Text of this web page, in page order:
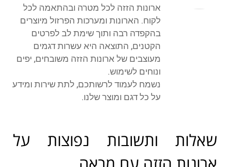
ארונות הזזה לכל מטרה ובהתאמה לכל
לקוח. הארונות ומערכות הפרזול מיוצרים
בהקפדה רבה ותוך שימת לב לפרטים
הקטנים, התוצאה היא עשרות דגמים
מעוצבים של ארונות הזזה משובחים, יפים
ונוחים לשימוש.
נשמח לעמוד לרשותכם, לתת שירות ומידע
על כל דגם ומוצר שלנו.
שאלות ותשובות נפוצות על